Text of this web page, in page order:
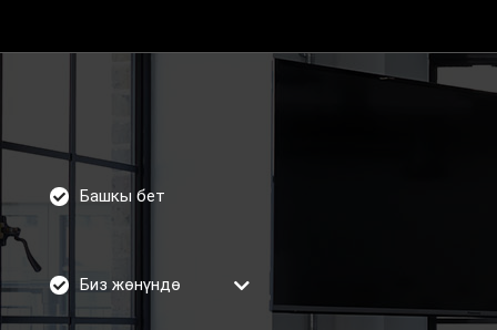
Башкы бет
Биз жөнүндө